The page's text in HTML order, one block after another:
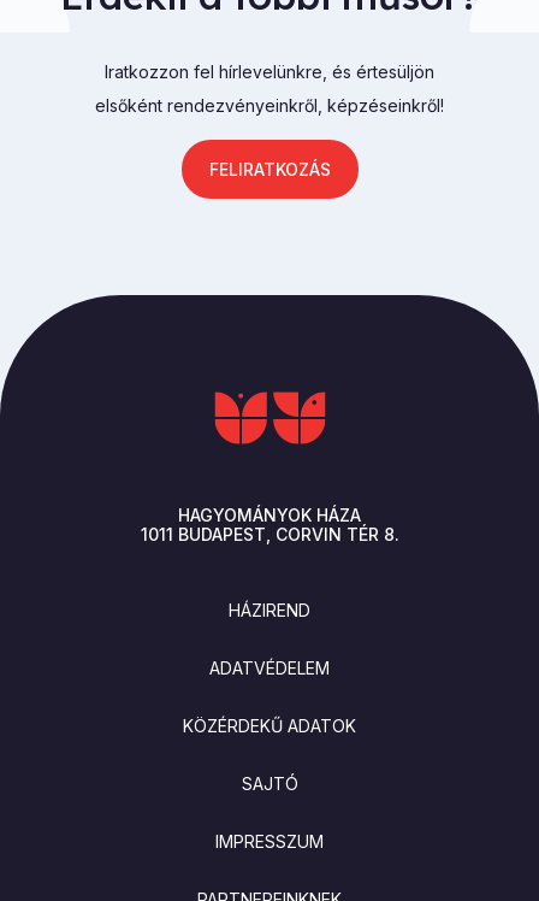
Iratkozzon fel hírlevelünkre, és értesüljön
elsőként rendezvényeinkről, képzéseinkről!
FELIRATKOZÁS
HAGYOMÁNYOK HÁZA
1011 BUDAPEST CORVIN TÉR 8.
HÁZIREND
ADATVÉDELEM
KÖZÉRDEKŰ ADATOK
SAJTÓ
IMPRESSZUM